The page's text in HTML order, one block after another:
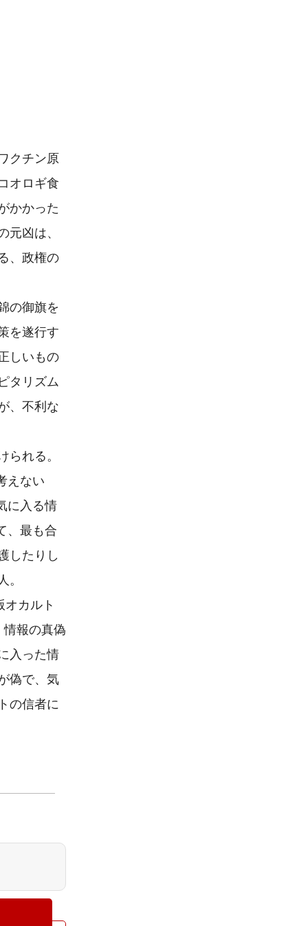
クチン原
オロギ食
かかった
元凶は、
、政権の
の御旗を
を遂行す
しいもの
タリズム
、不利な
れる。
えない
に入る情
、最も合
したりし
。
カルト
報の真偽
入った情
偽で、気
の信者に